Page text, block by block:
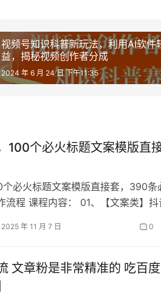
视频号知识科普新玩法，利用AI软件
益，揭秘视频创作者分成
2024 年 6 月 24 日 下午11:35
100个必火标题文案模版直
必火标题文案模版直接套，390条
流程 课程内容： 01、【文案类】
2025 年 11 月 7 日 0
文章粉是非常精准的 吃百